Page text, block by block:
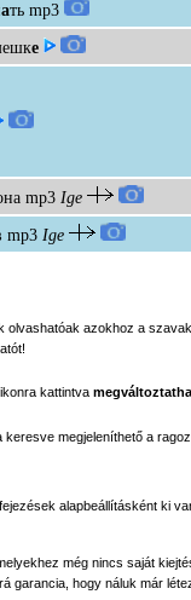
ать mp3
е
mp3 Ige
mp3 Ige
olvashatóak azokhoz a
kattintva
megjeleníthető a
alapbeállításként ki
még nincs saját
garancia, hogy náluk már